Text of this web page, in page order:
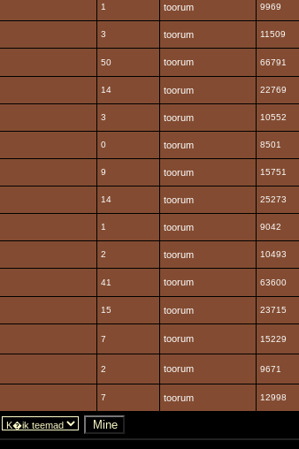
1 toorum 9969
3 toorum 11509
50 toorum 66791
14 toorum 22769
3 toorum 10552
0 toorum 8501
9 toorum 15751
14 toorum 25273
1 toorum 9042
2 toorum 10493
41 toorum 63600
15 toorum 23715
7 toorum 15229
2 toorum 9671
7 toorum 12998